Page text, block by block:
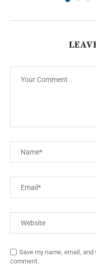
Save my name, email,
comment.